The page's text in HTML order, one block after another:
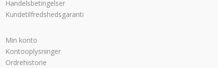
Handelsbetingelser
Kundetilfredshedsgaranti
Min konto
Kontooplysninger
Ordrehistorie